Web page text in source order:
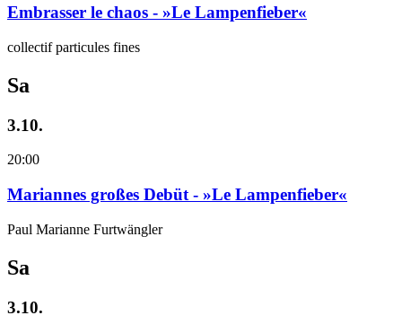
Embrasser le chaos - »Le Lampenfieber«
collectif particules fines
Sa
3.10.
20:00
Mariannes großes Debüt - »Le Lampenfieber«
Paul Marianne Furtwängler
Sa
3.10.